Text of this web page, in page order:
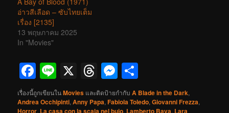
อ่าวสีเลือด – ซับไทยเต็ม
เรื่อง [2135]
13 พฤษภาคม 2025
In "Movies"
Facebook
Line
X Threads
Messenger
เรื่องนี้ถูกเขียนในMovies และติดป้ายกำกับA Blade in the Dark,
Andrea Occhipinti,Anny Papa,Fabiola Toledo,Giovanni Frezza,
Horror, La casa con la scala nel buio, Lamberto Bava, Lara